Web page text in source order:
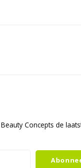
Concepts de